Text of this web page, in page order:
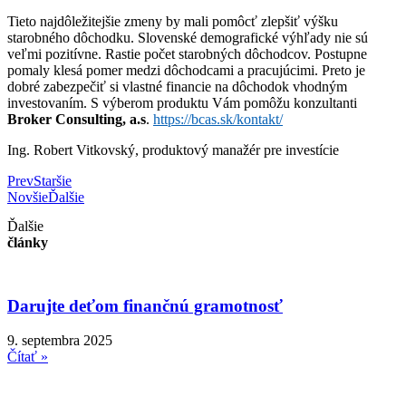
Tieto najdôležitejšie zmeny by mali pomôcť zlepšiť výšku
starobného dôchodku. Slovenské demografické výhľady nie sú
veľmi pozitívne. Rastie počet starobných dôchodcov. Postupne
pomaly klesá pomer medzi dôchodcami a pracujúcimi. Preto je
dobré zabezpečiť si vlastné financie na dôchodok vhodným
investovaním. S výberom produktu Vám pomôžu konzultanti
Broker Consulting, a.s. https://bcas.sk/kontakt/
Ing. Robert Vitkovský, produktový manažér pre investície
PrevStaršie
NovšieĎalšie
Ďalšie
články
Darujte deťom finančnú gramotnosť
9. septembra 2025
Čítať »